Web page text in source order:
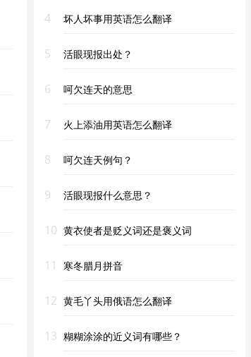
4 坏人坏事用英语怎么翻译
5 活眼现报出处？
6 呵欠连天的意思
7 火上添油用英语怎么翻译
8 呵欠连天例句？
9 活眼现报什么意思？
10 黄衣使者是贬义词还是褒义词
11 寒冬腊月拼音
12 黄毛丫头用俄语怎么翻译
13 糊糊涂涂的近义词有哪些？